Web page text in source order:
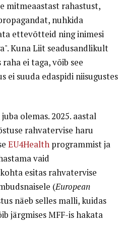
mitmeaastast rahastust,
nuhkida
ettevõtteid ning inimesi
Kuna Liit seadusandlikult
ei taga, võib see
ei suuda edaspidi niisugustes
olemas. 2025. aastal
rahvatervise haru
EU4Healthprogrammist ja
vaid
esitas rahvatervise
(European
näeb selles malli, kuidas
järgmises MFF-is hakata